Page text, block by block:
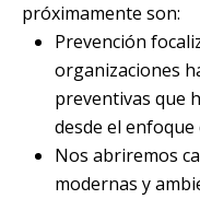
próximamente son:
Prevención
organizaciones
preventivas que
desde el
Nos abriremos
modernas y